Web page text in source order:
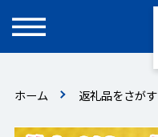
ホーム 返礼品をさがす